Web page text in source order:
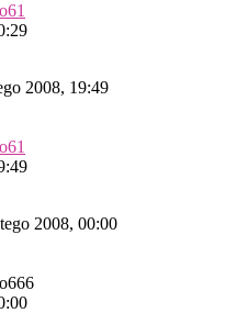
2008, 19:49
2008, 00:00